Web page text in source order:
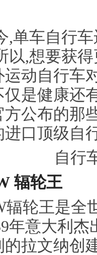
,单车自行
以,想要获
运动自行车
仅是健康还
方公布的那
进口顶级
辐轮王
辐轮王是全
年意大利
的拉文纳创